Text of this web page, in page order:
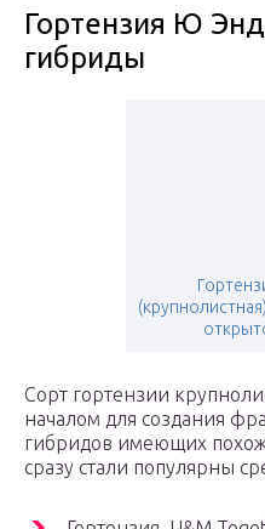
Гортензия Ю
гибриды
Сорт гортензии
началом для создания
гибридов имеющих
сразу стали популярны